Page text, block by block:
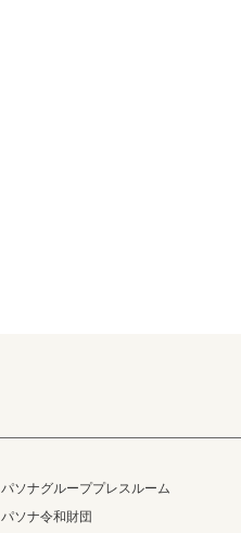
パソナグループプレスルーム
パソナ令和財団